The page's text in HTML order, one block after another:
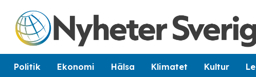
Politik Ekonomi Hälsa Klimatet Kultur